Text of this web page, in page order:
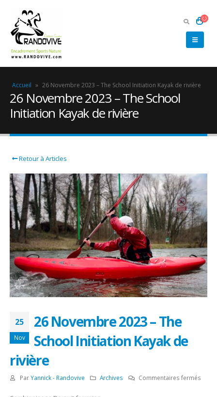
Accueil » 26 Novembre 2023 – The School Initiation Kayak de rivière
26 Novembre 2023 – The School
Initiation Kayak de rivière
Retour à Articles
25
Nov
26 Novembre 2023 – The
School Initiation Kayak de
rivière
Par Yannick - Randovive Archives Commentaires fermés